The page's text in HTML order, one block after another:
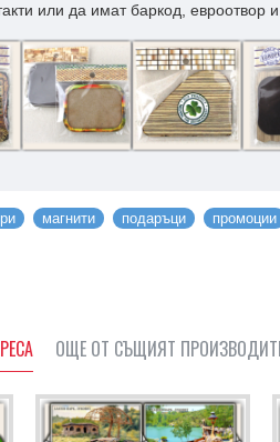
или да имат баркод, евроотвор и
магнити подаръци промоции
ОЩЕ ОТ СЪЩИЯТ